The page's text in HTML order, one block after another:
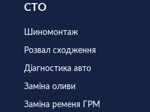
СТО
Шиномонтаж
Розвал сходження
Діагностика авто
Заміна оливи
Заміна ременя ГРМ